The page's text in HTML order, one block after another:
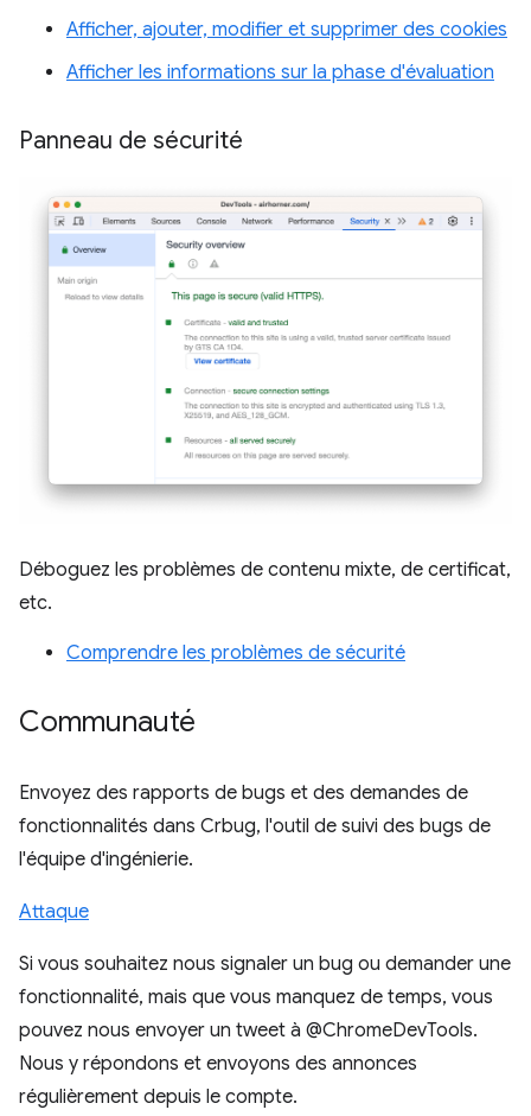
Afficher, ajouter, modifier et supprimer des cookies
Afficher les informations sur la phase d'évaluation
Panneau de sécurité
Déboguez les problèmes de contenu mixte, de certificat,
etc.
Comprendre les problèmes de sécurité
Communauté
Envoyez des rapports de bugs et des demandes de
fonctionnalités dans Crbug, l'outil de suivi des bugs de
l'équipe d'ingénierie.
Attaque
Si vous souhaitez nous signaler un bug ou demander une
fonctionnalité, mais que vous manquez de temps, vous
pouvez nous envoyer un tweet à @ChromeDevTools.
Nous y répondons et envoyons des annonces
régulièrement depuis le compte.